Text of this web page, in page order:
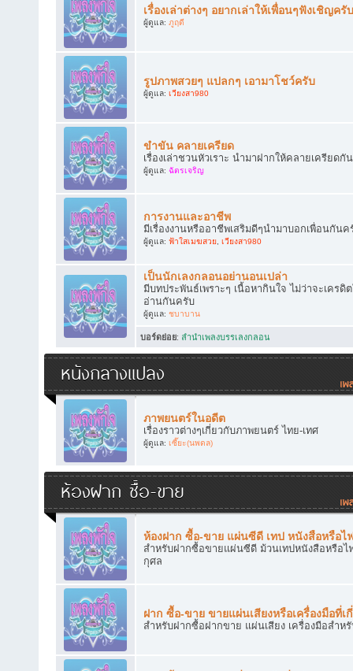
เรื่องเล่าต่างๆ อยากเล่าให้เพื่อนๆฟังเชิญครับ
ผู้ดูแล: ภูฤดี
รูปภาพสวยๆ แปลกๆ เอามาโชว์ครับ
ผู้ดูแล: เวียงสา980
ขำขัน คลายเครียด
เรื่องเล่าชวนหัวเราะ นำมาฝากให้คลายเครียดกัน
ผู้ดูแล: ฉัตรเจริญ
การงานและอาชีพ
มีเรื่องงานหรืออาชีพเสริมดีๆนำมาบอกเพื่อนกันค
ผู้ดูแล: ฟ้าใสเมฆสวย, เวียงสา980
เป็นนักเลงกลอนอย่านอนเปล่า
มีบทประพันธ์เพราะๆ เนื้อหากินใจ ไม่ว่าจะเครดิ
อ่านกันครับ
ผู้ดูแล: ชบาบาน
บอร์ดย่อย: ลำนำเพลงบรรเลงกลอน
หนังกลางแปลง
ภาพยนตร์ในอดีต
เรื่องราวต่างๆเกี่ยวกับภาพยนตร์ ไทย-เทศ
ผู้ดูแล: เซี๊ยะ(นพดล)
ห้องฝาก ซื้อ-ขาย
ห้องฝาก ซื้อ-ขาย แผ่นซีดี เทป หนังสือหรือไ
สำหรับฝากซื้อขายแผ่นซีดี ม้วนเทปหนังสือหรือไ
กุศล
ฝาก ซื้อ-ขาย ขายแผ่นเสียงหรือเครื่องมือที่เ
สำหรับฝากซื้อฝากขาย แผ่นเสียง เครื่องมือสำหรั